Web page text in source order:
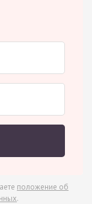
положение об
.